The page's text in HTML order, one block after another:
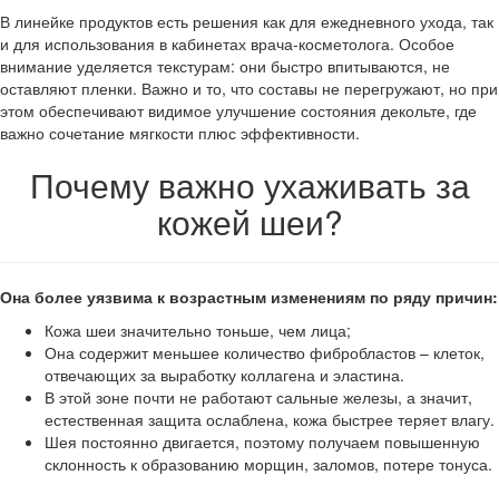
В линейке продуктов есть решения как для ежедневного ухода, так
и для использования в кабинетах врача-косметолога. Особое
внимание уделяется текстурам: они быстро впитываются, не
оставляют пленки. Важно и то, что составы не перегружают, но при
этом обеспечивают видимое улучшение состояния декольте, где
важно сочетание мягкости плюс эффективности.
Почему важно ухаживать за
кожей шеи?
Она более уязвима к возрастным изменениям по ряду причин:
Кожа шеи значительно тоньше, чем лица;
Она содержит меньшее количество фибробластов – клеток,
отвечающих за выработку коллагена и эластина.
В этой зоне почти не работают сальные железы, а значит,
естественная защита ослаблена, кожа быстрее теряет влагу.
Шея постоянно двигается, поэтому получаем повышенную
склонность к образованию морщин, заломов, потере тонуса.